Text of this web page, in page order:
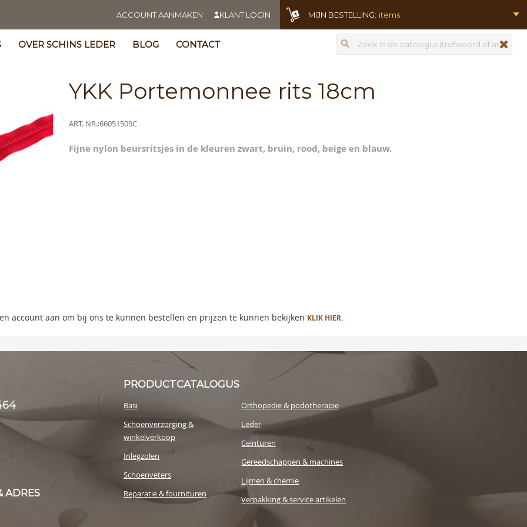
ACCOUNT AANMAKEN KLANT LOGIN MIJN BESTELLING: items
OVER SCHINS LEDER BLOG CONTACT Zoeken
YKK Portemonnee rits 18cm
Meer
ART. NR.66051509C
Fijne nylon beursritsjes in de kleuren zwart, bruin, rood, beige en blauw.
account aan om bij ons te kunnen bestellen en prijzen te kunnen bekijken KLIK HIER.
ADRES
PRODUCTCATALOGUS
Basi
Schoenverzorging &
winkelverkoop
Inlegzolen
Schoenveters
Reparatie & fournituren
Orthopedie & podotherapie
Leder
Ceinturen
Gereedschappen & machines
Lijmen & chemie
Verpakking & service artikelen